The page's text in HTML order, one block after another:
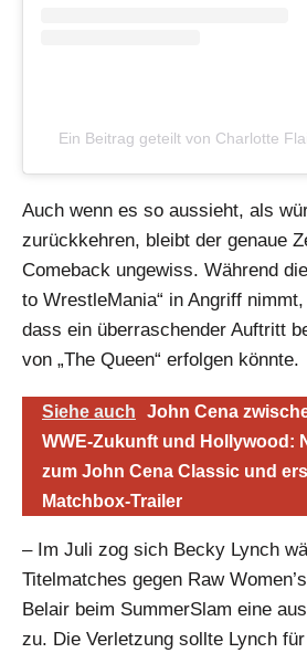
Ein Beitrag geteilt von Charlotte
Auch wenn es so aussieht, als
zurückkehren, bleibt der genaue
Comeback ungewiss. Während
to WrestleMania“ in Angriff
dass ein überraschender Auftritt
von „The Queen“ erfolgen könnte.
Siehe auch
John Cena
WWE-Zukunft und Hollywood:
zum John Cena Classic und
Matchbox-Trailer
– Im Juli zog sich Becky Lynch
Titelmatches gegen Raw
Belair beim SummerSlam eine
zu. Die Verletzung sollte Lynch